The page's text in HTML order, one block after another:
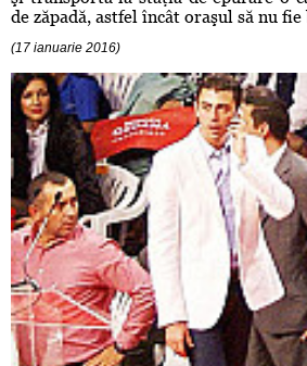
de zăpadă, astfel încât oraşul să nu fie
(17 ianuarie 2016)